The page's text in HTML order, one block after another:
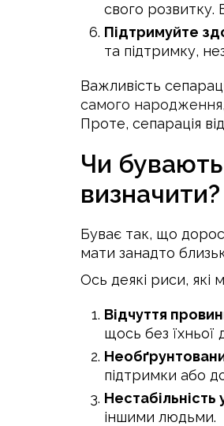
свого розвитку.
Підтримуйте
та підтримку,
Важливість
самого народження,
Проте, сепарація
Чи
визначити?
Буває так, що
мати занадто
Ось деякі риси,
Відчуття
щось без їхньої
підтримки або
Нестабільність
іншими людьми.